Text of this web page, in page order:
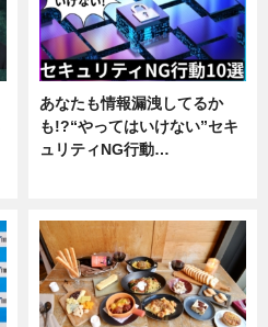
あなたも情報漏洩してるか
も!?“やってはいけない”セキ
ュリティNG行動…